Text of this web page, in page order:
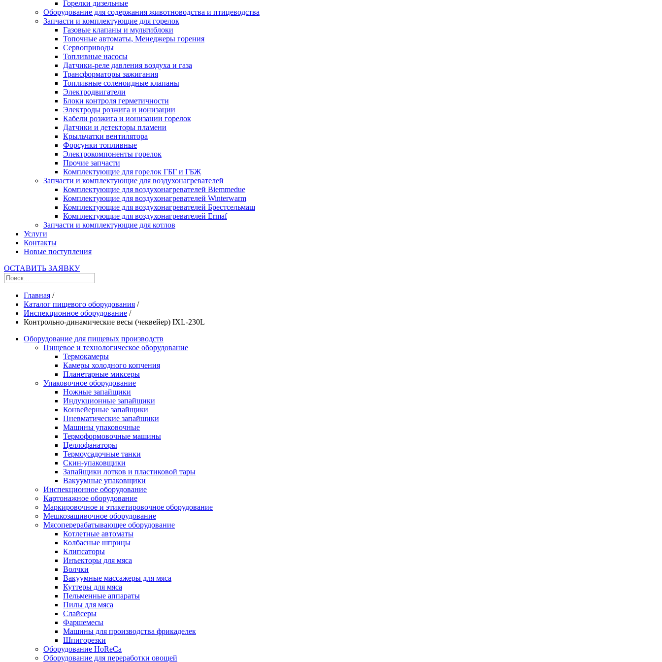
Горелки дизельные
Оборудование для содержания животноводства и птицеводства
Запчасти и комплектующие для горелок
Газовые клапаны и мультиблоки
Топочные автоматы, Менеджеры горения
Сервоприводы
Топливные насосы
Датчики-реле давления воздуха и газа
Трансформаторы зажигания
Топливные соленоидные клапаны
Электродвигатели
Блоки контроля герметичности
Электроды розжига и ионизации
Кабели розжига и ионизации горелок
Датчики и детекторы пламени
Крыльчатки вентилятора
Форсунки топливные
Электрокомпоненты горелок
Прочие запчасти
Комплектующие для горелок ГБГ и ГБЖ
Запчасти и комплектующие для воздухонагревателей
Комплектующие для воздухонагревателей Biemmedue
Комплектующие для воздухонагревателей Winterwarm
Комплектующие для воздухонагревателей Брестсельмаш
Комплектующие для воздухонагревателей Ermaf
Запчасти и комплектующие для котлов
Услуги
Контакты
Новые поступления
ОСТАВИТЬ ЗАЯВКУ
Главная /
Каталог пищевого оборудования /
Инспекционное оборудование /
Контрольно-динамические весы (чеквейер) IXL-230L
Оборудование для пищевых производств
Пищевое и технологическое оборудование
Термокамеры
Камеры холодного копчения
Планетарные миксеры
Упаковочное оборудование
Ножные запайщики
Индукционные запайщики
Конвейерные запайщики
Пневматические запайщики
Машины упаковочные
Термоформовочные машины
Целлофанаторы
Термоусадочные танки
Скин-упаковщики
Запайщики лотков и пластиковой тары
Вакуумные упаковщики
Инспекционное оборудование
Картонажное оборудование
Маркировочное и этикетировочное оборудование
Мешкозашивочное оборудование
Мясоперерабатывающее оборудование
Котлетные автоматы
Колбасные шприцы
Клипсаторы
Инъекторы для мяса
Волчки
Вакуумные массажеры для мяса
Куттеры для мяса
Пельменные аппараты
Пилы для мяса
Слайсеры
Фаршемесы
Машины для производства фрикаделек
Шпигорезки
Оборудование HoReCa
Оборудование для переработки овощей